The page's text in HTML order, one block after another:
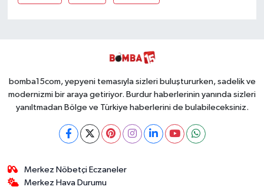
bomba15com, yepyeni temasıyla sizleri buluştururken, sadelik ve
modernizmi bir araya getiriyor. Burdur haberlerinin yanında sizleri
yanıltmadan Bölge ve Türkiye haberlerini de bulabileceksiniz.
Merkez Nöbetçi Eczaneler
Merkez Hava Durumu